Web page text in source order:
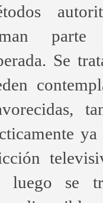
Se
luego se